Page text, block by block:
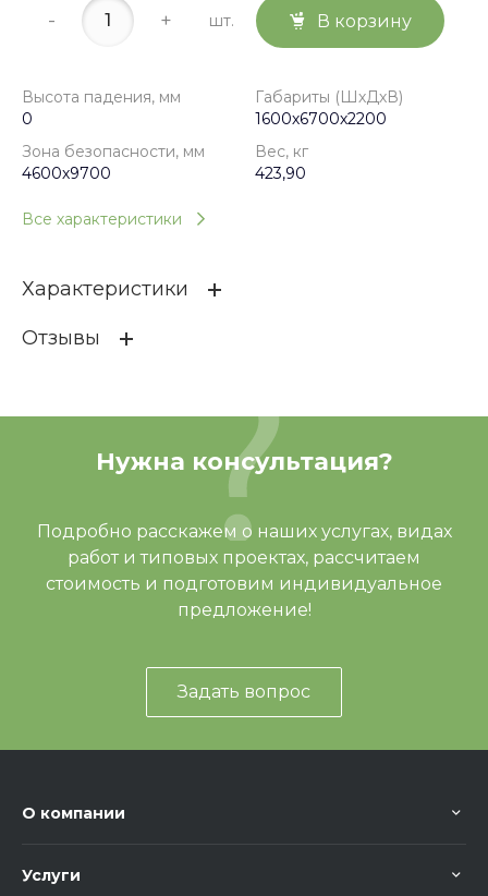
- + шт. В корзину
Высота падения, мм
0
Габариты (ШхДхВ)
1600х6700х2200
Зона безопасности, мм
4600х9700
Вес, кг
423,90
Все характеристики
Характеристики
Высота падения, мм
4600х9700
423,90
Отзывы
Отзывов ещё нет – ваш может стать
первым
Нужна консультация?
Подробно расскажем о наших услугах, видах
работ и типовых проектах, рассчитаем
стоимость и подготовим индивидуальное
предложение!
Задать вопрос
О компании
Услуги